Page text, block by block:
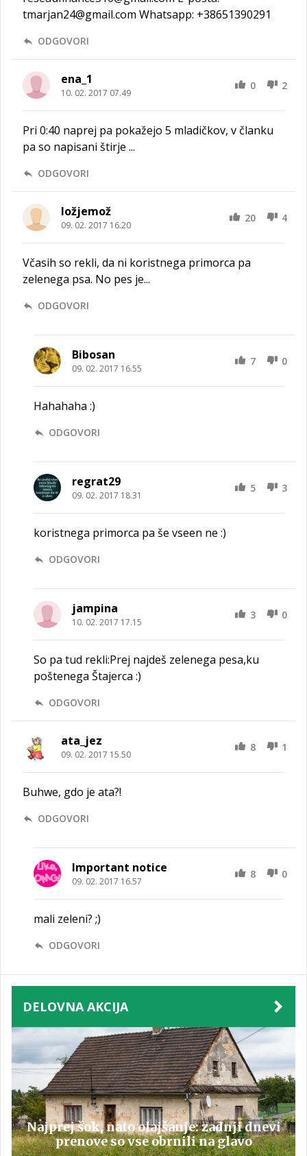
tmarjan24@gmail.com Whatsapp: +38651390291
ODGOVORI
ena_1
10. 02. 2017 07.49
0 2
Pri 0:40 naprej pa pokažejo 5 mladičkov, v članku
pa so napisani štirje ...
ODGOVORI
ložjemož
09. 02. 2017 16.20
20 4
Včasih so rekli, da ni koristnega primorca pa
zelenega psa. No pes je...
ODGOVORI
Bibosan
09. 02. 2017 16.55
7 0
Hahahaha :)
ODGOVORI
regrat29
09. 02. 2017 18.31
5 3
koristnega primorca pa še vseen ne :)
ODGOVORI
jampina
10. 02. 2017 17.15
3 0
So pa tud rekli:Prej najdeš zelenega pesa,ku
poštenega Štajerca :)
ODGOVORI
ata_jez
09. 02. 2017 15.50
8 1
Buhwe, gdo je ata?!
ODGOVORI
Important notice
09. 02. 2017 16.57
8 0
mali zeleni? ;)
ODGOVORI
DELOVNA AKCIJA
Najprej šok, nato olajšanje: zadnji dnevi
prenove so vse obrnili na glavo